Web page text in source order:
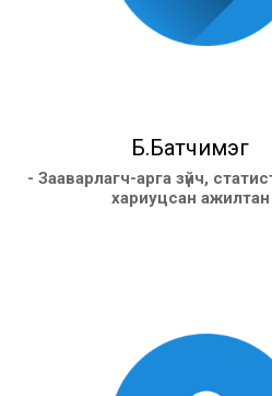
Б.Батчимэг
- Зааварлагч-арга зүйч,
хариуцсан ажилтан